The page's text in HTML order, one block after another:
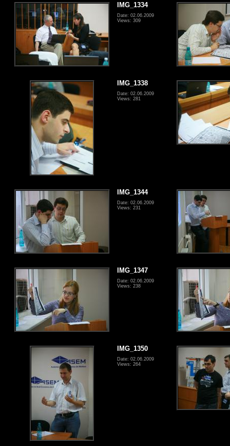
IMG_1334
Date: 02.06.2009
Views: 309
IMG_1338
Date: 02.06.2009
Views: 281
IMG_1344
Date: 02.06.2009
Views: 231
IMG_1347
Date: 02.06.2009
Views: 238
IMG_1350
Date: 02.06.2009
Views: 264